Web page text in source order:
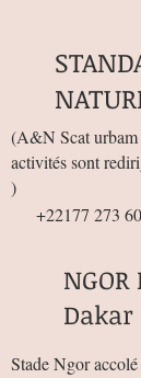
(A&N Scat urbam
activités sont
)
+22177 273
Dakar
Stade Ngor